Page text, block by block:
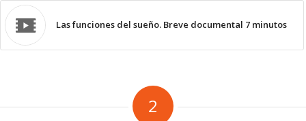
Las funciones del sueño. Breve documental 7 minutos
2